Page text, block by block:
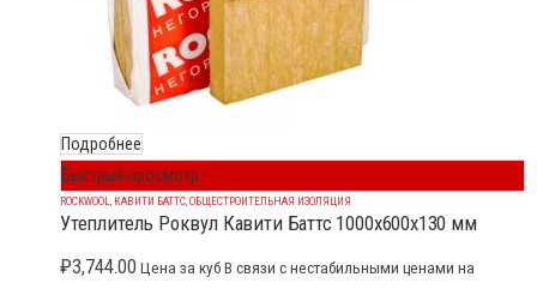
Подробнее
Быстрый просмотр
ROCKWOOL КАВИТИ БАТТС ОБЩЕСТРОИТЕЛЬНАЯ ИЗОЛЯЦИЯ
Утеплитель Роквул Кавити Баттс 1000x600x130 мм
₽3,744.00 Цена за куб В связи с нестабильными ценами на